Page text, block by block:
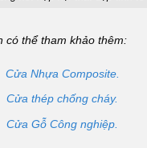
có thể tham khảo thêm:
Cửa Nhựa Composite.
Cửa thép chống cháy.
Cửa Gỗ Công nghiệp.